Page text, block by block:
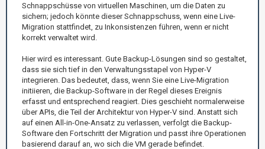
Schnappschüsse von virtuellen Maschinen, um die Daten zu
sichern; jedoch könnte dieser Schnappschuss, wenn eine Live-
Migration stattfindet, zu Inkonsistenzen führen, wenn er nicht
korrekt verwaltet wird.
Hier wird es interessant. Gute Backup-Lösungen sind so gestaltet,
dass sie sich tief in den Verwaltungsstapel von Hyper-V
integrieren. Das bedeutet, dass, wenn Sie eine Live-Migration
initiieren, die Backup-Software in der Regel dieses Ereignis
erfasst und entsprechend reagiert. Dies geschieht normalerweise
über APIs, die Teil der Architektur von Hyper-V sind. Anstatt sich
auf einen All-in-One-Ansatz zu verlassen, verfolgt die Backup-
Software den Fortschritt der Migration und passt ihre Operationen
basierend darauf an, wo sich die VM gerade befindet.